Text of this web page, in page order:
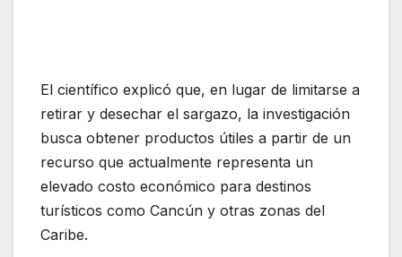
El científico explicó que, en lugar de limitarse a
retirar y desechar el sargazo, la investigación
busca obtener productos útiles a partir de un
recurso que actualmente representa un
elevado costo económico para destinos
turísticos como Cancún y otras zonas del
Caribe.